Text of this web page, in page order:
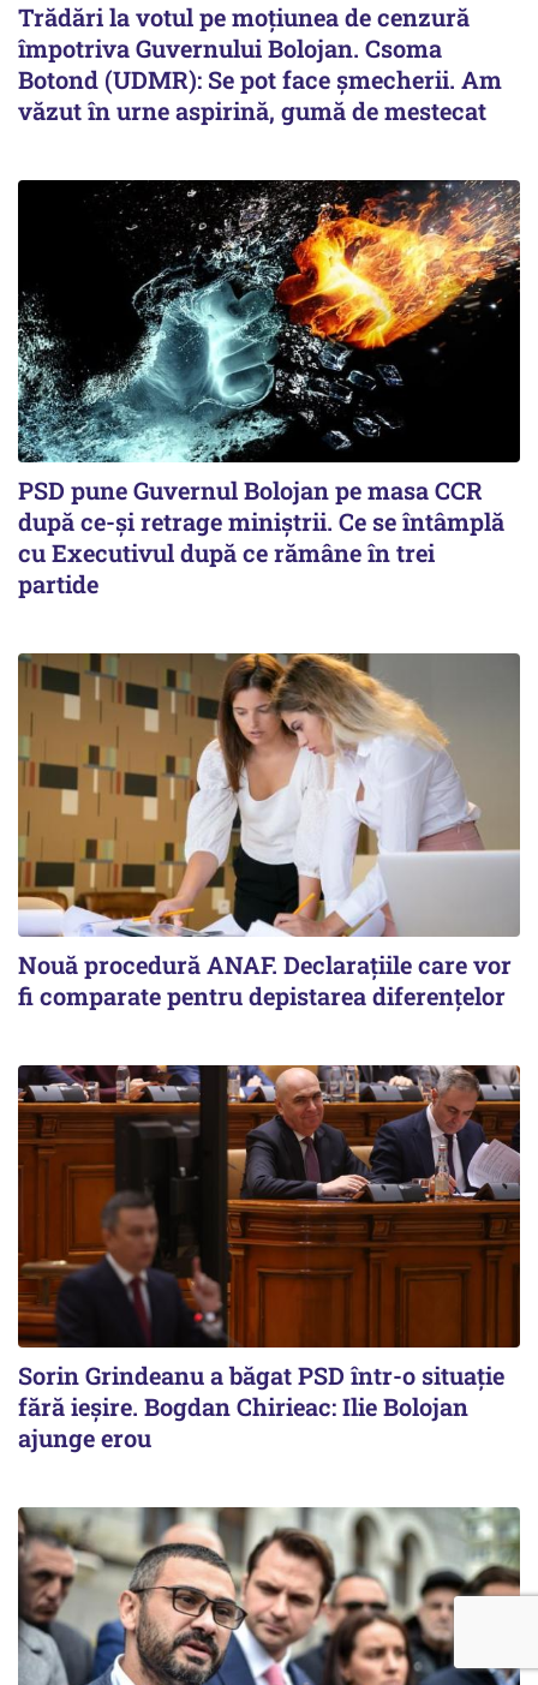
Trădări la votul pe moțiunea de cenzură
împotriva Guvernului Bolojan. Csoma
Botond (UDMR): Se pot face șmecherii. Am
văzut în urne aspirină, gumă de mestecat
PSD pune Guvernul Bolojan pe masa CCR
după ce-și retrage miniștrii. Ce se întâmplă
cu Executivul după ce rămâne în trei
partide
Nouă procedură ANAF. Declarațiile care vor
fi comparate pentru depistarea diferențelor
Sorin Grindeanu a băgat PSD într-o situație
fără ieșire. Bogdan Chirieac: Ilie Bolojan
ajunge erou